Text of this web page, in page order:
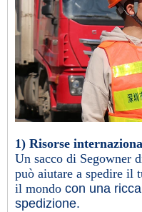
1) Risorse
Un sacco di Segowner
può aiutare a spedire il
il mondo con una
spedizione.